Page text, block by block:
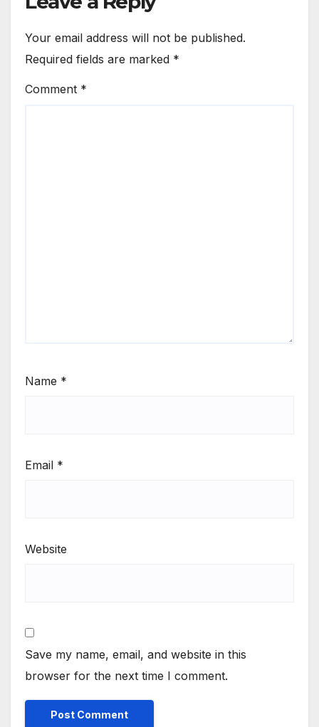
Your email address will not be published.
Required fields are marked *
Comment *
Name *
Email *
Website
Save my name, email, and website in this
browser for the next time I comment.